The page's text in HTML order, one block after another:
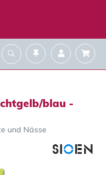
blau -
und Nässe